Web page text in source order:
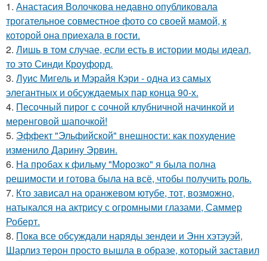
1. Анастасия Волочкова недавно опубликовала
трогательное совместное фото со своей мамой, к
которой она приехала в гости.
2. Лишь в том случае, если есть в истории моды идеал,
то это Синди Кроуфорд.
3. Луис Мигель и Мэрайя Кэри - одна из самых
элегантных и обсуждаемых пар конца 90-х.
4. Песочный пирог с сочной клубничной начинкой и
меренговой шапочкой!
5. Эффект "Эльфийской" внешности: как похудение
изменило Дарину Эрвин.
6. На пробах к фильму "Морозко" я была полна
решимости и готова была на всё, чтобы получить роль.
7. Кто зависал на оранжевом ютубе, тот, возможно,
натыкался на актрису с огромными глазами, Саммер
Роберт.
8. Пока все обсуждали наряды зендеи и Энн хэтэуэй,
Шарлиз терон просто вышла в образе, который заставил